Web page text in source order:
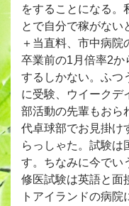
をすることになる。
とで自分で稼がない
＋当直料、市中病
卒業前の1月倍率2か
するしかない。ふつ
に受験、ウイークデ
部活動の先輩もおら
代卓球部でお見掛け
らっしゃた。試験は
す。ちなみに今でい
修医試験は英語と面
トアイランドの病